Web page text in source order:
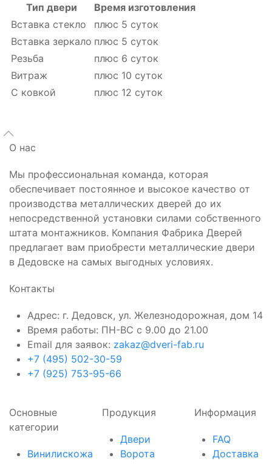
Тип двери
Время изготовления
Вставка стекло
плюс 5 суток
Вставка зеркало плюс 5 суток
Резьба
плюс 6 суток
Витраж
плюс 10 суток
С ковкой
плюс 12 суток
О нас
Мы профессиональная команда, которая
обеспечивает постоянное и высокое качество от
производства металлических дверей до их
непосредственной установки силами собственного
штата монтажников. Компания Фабрика Дверей
предлагает вам приобрести металлические двери
в Дедовске на самых выгодных условиях.
Контакты
Адрес: г. Дедовск, ул. Железнодорожная, дом 14
Время работы: ПН-ВС с 9.00 до 21.00
Email для заявок: zakaz@dveri-fab.ru
+7 (495) 502-30-59
+7 (925) 753-95-66
Основные
категории
Винилискожа
Продукция
Двери
Ворота
Информация
FAQ
Доставка